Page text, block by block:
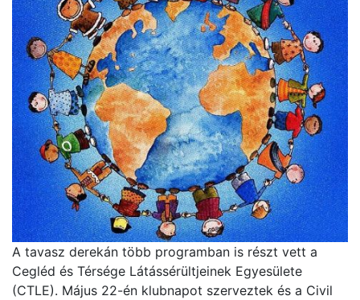
A tavasz derekán több programban is részt vett a
Cegléd és Térsége Látássérültjeinek Egyesülete
(CTLE). Május 22-én klubnapot szerveztek és a Civil